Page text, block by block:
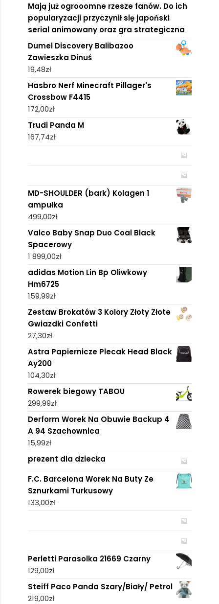
Mają już ogrooomne rzesze fanów. Do ich
popularyzacji przyczynił się japoński
serial animowany oraz gra strategiczna
Dumel Discovery Balibazoo
Zawieszka Dinuś
19,48zł
Hasbro Nerf Minecraft Pillager's
Crossbow F4415
172,00zł
Trudi Panda M
167,74zł
MD-SHOULDER (bark) Kolagen 1
ampułka
499,00zł
Valco Baby Snap Duo Coal Black
Spacerowy
1 899,00zł
adidas Motion Lin Bp Oliwkowy
Hm6725
159,99zł
Zestaw Brokatów 3 Kolory Złoty Złote
Gwiazdki Confetti
27,30zł
Astra Papiernicze Plecak Head Black
Ay200
104,30zł
Rowerek biegowy TABOU
299,99zł
Derform Worek Na Obuwie Backup 4
A 94 Szachownica
15,99zł
prezent dla dziecka
F.C. Barcelona Worek Na Buty Ze
Sznurkami Turkusowy
133,00zł
Perletti Parasolka 21669 Czarny
129,00zł
Steiff Paco Panda Szary/Biały/ Petrol
219,00zł